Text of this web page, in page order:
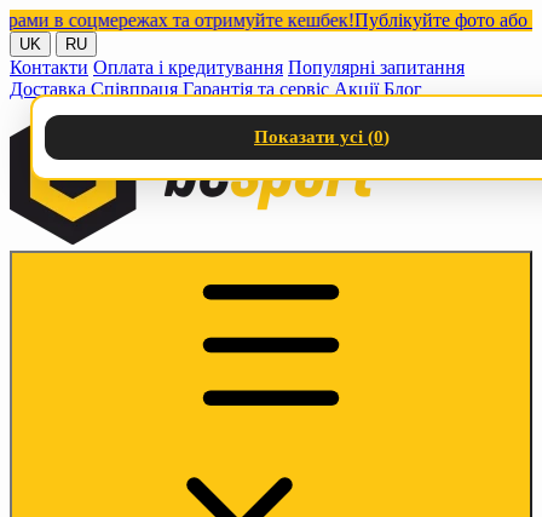
в соцмережах та отримуйте кешбек!Публікуйте фото або
UK RU
Контакти Оплата і кредитування Популярні запитання
Доставка Співпраця Гарантія та сервіс Акції Блог
Показати усі (0)